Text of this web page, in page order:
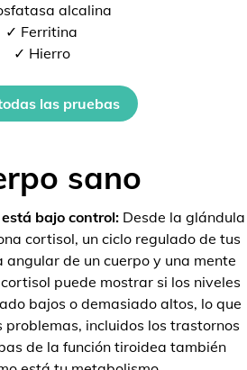
alcalina
✓ Ferritina
✓ Hierro
las pruebas
sano
bajo control: Desde la glándula
cortisol, un ciclo regulado de tus
angular de un cuerpo y una mente
puede mostrar si los niveles
bajos o demasiado altos, lo que
incluidos los trastornos
de la función tiroidea también